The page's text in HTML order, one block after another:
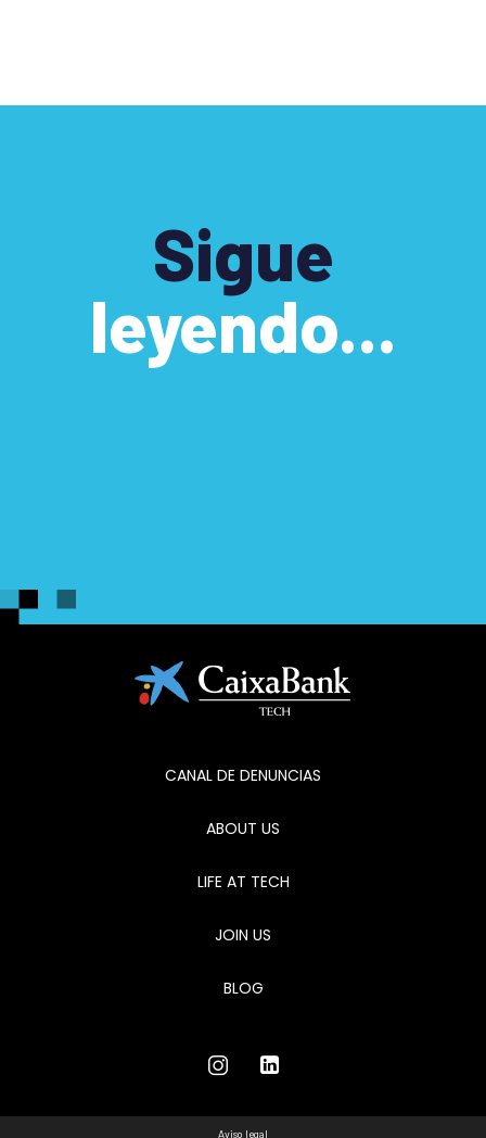
Sigue
leyendo...
CANAL DE DENUNCIAS
ABOUT US
LIFE AT TECH
JOIN US
BLOG
Aviso legal